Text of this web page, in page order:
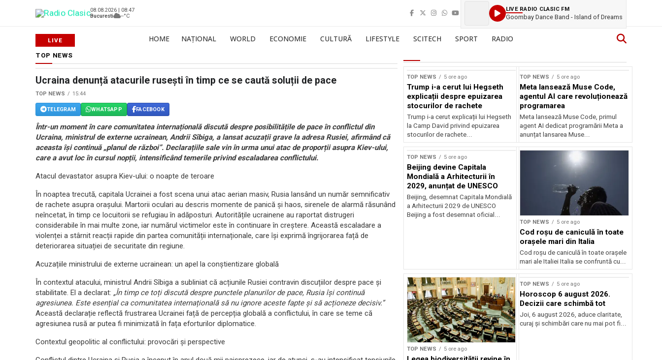
08.08.2026 | 08:47
Bucuresti
--°C
LIVE RADIO CLASIC FM
Goombay Dance Band - Island of Dreams
HOME NAȚIONAL WORLD ECONOMIE CULTURĂ LIFESTYLE SCITECH SPORT RADIO
TOP NEWS
Ucraina denunță atacurile rusești în timp ce se caută soluții de pace
TOP NEWS 15:44
TELEGRAM WHATSAPP FACEBOOK
Într-un moment în care comunitatea internațională discută despre posibilitățile de pace în conflictul din
Ucraina, ministrul de externe ucrainean, Andrii Sîbiga, a lansat acuzații grave la adresa Rusiei, afirmând că
aceasta își continuă „planul de război”. Declarațiile sale vin în urma unui atac de proporții asupra Kiev-ului,
care a avut loc în cursul nopții, intensificând temerile privind escaladarea conflictului.
Atacul devastator asupra Kiev-ului: o noapte de teroare
În noaptea trecută, capitala Ucrainei a fost scena unui atac aerian masiv, Rusia lansând un număr semnificativ
de rachete asupra orașului. Martorii oculari au descris momente de panică și haos, sirenele de alarmă răsunând
neîncetat, în timp ce locuitorii se refugiau în adăposturi. Autoritățile ucrainene au raportat distrugeri
considerabile în mai multe zone, iar numărul victimelor este în continuare în creștere. Această escaladare a
violenței a stârnit reacții rapide din partea comunității internaționale, care își exprimă îngrijorarea față de
deteriorarea situației de securitate din regiune.
Acuzațiile ministrului de externe ucrainean: un apel la conștientizare globală
În contextul atacului, ministrul Andrii Sîbiga a subliniat că acțiunile Rusiei contravin discuțiilor despre pace și
stabilitate. El a declarat: „În timp ce toți discută despre punctele planurilor de pace, Rusia își continuă
agresiunea. Este esențial ca comunitatea internațională să nu ignore aceste fapte și să acționeze decisiv.”
Această declarație reflectă frustrarea Ucrainei față de percepția globală a conflictului, în care se teme că
agresiunea rusă ar putea fi minimizată în fața eforturilor diplomatice.
Contextul geopolitic al conflictului: provocări și perspective
TOP NEWS 5 ore ago
Trump i-a cerut lui Hegseth
explicații despre epuizarea
stocurilor de rachete
Trump i-a cerut explicații lui Hegseth
la Camp David privind epuizarea
stocurilor de rachete...
TOP NEWS 5 ore ago
Meta lansează Muse Code,
agentul AI care revoluționează
programarea
Meta lansează Muse Code, primul
agent AI dedicat programării Meta a
anunțat lansarea Muse...
TOP NEWS 5 ore ago
Beijing devine Capitala
Mondială a Arhitecturii în
2029, anunțat de UNESCO
Beijing, desemnat Capitala Mondială
a Arhitecturii 2029 de UNESCO
Beijing a fost desemnat oficial...
TOP NEWS 5 ore ago
Cod roșu de caniculă în toate
orașele mari din Italia
Cod roșu de caniculă în toate orașele
mari ale Italiei Italia se confruntă cu...
TOP NEWS 5 ore ago
TOP NEWS 5 ore ago
Horoscop 6 august 2026.
Decizii care schimbă tot
Joi, 6 august 2026, aduce claritate,
curaj și schimbări care nu mai pot fi...